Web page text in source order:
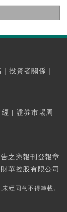
| 投資者關係 |
經 | 證券市場周
之憲報刊登報章
華控股有限公司
經同意不得轉載。